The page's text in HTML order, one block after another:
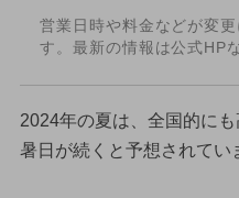
営業日時や料金などが変
す。最新の情報は公式HP
2024年の夏は、全国的に
暑日が続くと予想されてい